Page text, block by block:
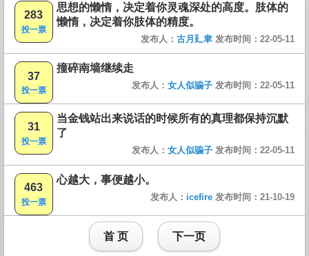
283
投一票
思想的懒惰，决定着你灵魂深处的高度。肢体的
懒惰，决定着你肢体的精度。
发布人： 古月廴聿 发布时间：22-05-11
37
投一票
撞碎南墙继续走
发布人： 女人似骗子 发布时间：22-05-11
31
投一票
当金钱站出来说话的时候所有的真理都保持沉默
了
发布人： 女人似骗子 发布时间：22-05-11
463
投一票
心越大，事便越小。
发布人： icefire 发布时间：21-10-19
首 页 下一页